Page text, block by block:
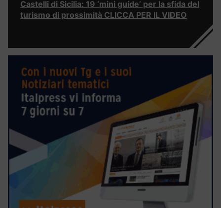
Castelli di Sicilia: 19 ‘mini guide’ per la sfida del
turismo di prossimità CLICCA PER IL VIDEO